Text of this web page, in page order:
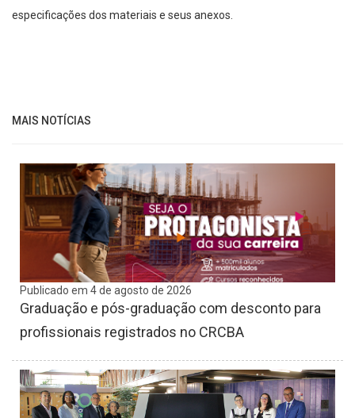
especificações dos materiais e seus anexos.
MAIS NOTÍCIAS
Publicado em 4 de agosto de 2026
Graduação e pós-graduação com desconto para
profissionais registrados no CRCBA